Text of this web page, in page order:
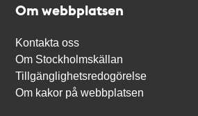
Om webbplatsen
Kontakta oss
Om Stockholmskällan
Tillgänglighetsredogörelse
Om kakor på webbplatsen